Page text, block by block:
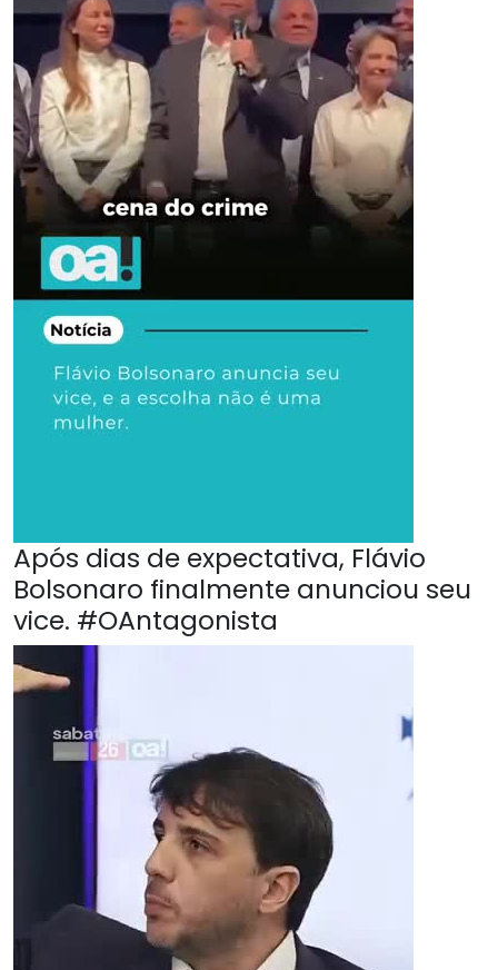
Após dias de expectativa, Flávio
Bolsonaro finalmente anunciou seu
vice. #OAntagonista